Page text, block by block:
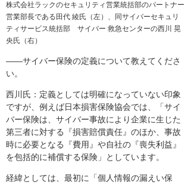
株式会社ラックのセキュリティ営業統括部のパートナー
営業部長である田代 綾氏（左）、同サイバーセキュリ
ティサービス統括部 サイバー 救急センターの西川 晃
央氏（右）
――サイバー保険の定義について教えてくださ
い。
西川氏：定義としては明確になっていない印象
ですが、例えば日本損害保険協会では、「サイ
バー保険は、サイバー事故により企業に生じた
第三者に対する『損害賠償責任』のほか、事故
時に必要となる『費用』や自社の『喪失利益』
を包括的に補償する保険」としています。
経緯としては、最初に「個人情報の漏えい保